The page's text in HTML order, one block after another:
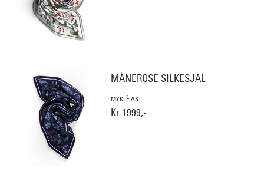
MÅNEROSE SILKESJAL
MYKLÉ AS
Kr 1999,-